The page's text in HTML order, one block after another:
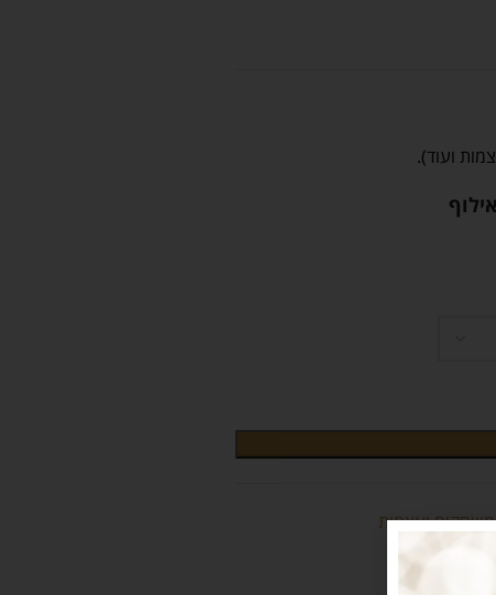
ועוד).
ועצמות